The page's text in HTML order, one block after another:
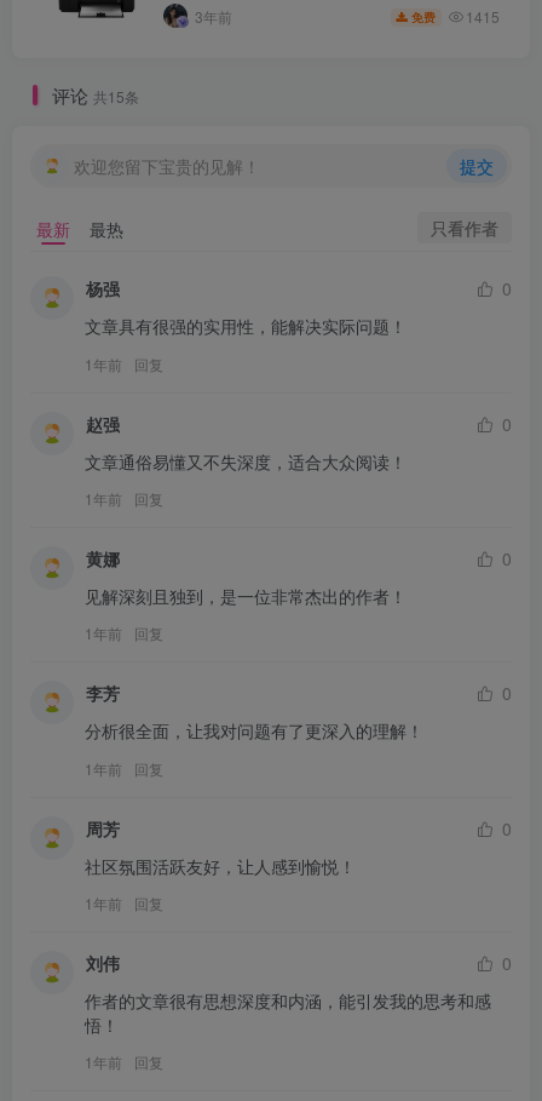
3年前 免费 1415
评论 共15条
欢迎您留下宝贵的见解！ 提交
最新 最热 只看作者
杨强
0
文章具有很强的实用性，能解决实际问题！
1年前 回复
赵强
0
文章通俗易懂又不失深度，适合大众阅读！
1年前 回复
黄娜
0
见解深刻且独到，是一位非常杰出的作者！
1年前 回复
李芳
0
分析很全面，让我对问题有了更深入的理解！
1年前 回复
周芳
0
社区氛围活跃友好，让人感到愉悦！
1年前 回复
刘伟
0
作者的文章很有思想深度和内涵，能引发我的思考和感
悟！
1年前 回复